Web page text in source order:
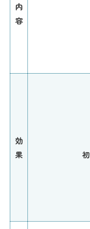
内
容
効
果